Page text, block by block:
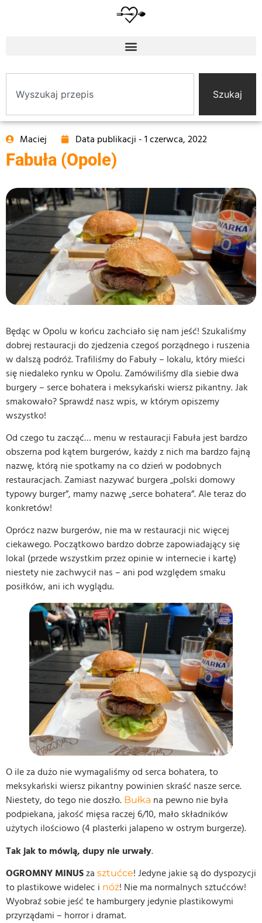
Szukaj
Maciej Data publikacji - 1 czerwca, 2022
Fabuła (Opole)
Będąc w Opolu w końcu zachciało się nam jeść! Szukaliśmy
dobrej restauracji do zjedzenia czegoś porządnego i ruszenia
w dalszą podróż. Trafiliśmy do Fabuły – lokalu, który mieści
się niedaleko rynku w Opolu. Zamówiliśmy dla siebie dwa
burgery – serce bohatera i meksykański wiersz pikantny. Jak
smakowało? Sprawdź nasz wpis, w którym opiszemy
wszystko!
Od czego tu zacząć… menu w restauracji Fabuła jest bardzo
obszerna pod kątem burgerów, każdy z nich ma bardzo fajną
nazwę, którą nie spotkamy na co dzień w podobnych
restauracjach. Zamiast nazywać burgera „polski domowy
typowy burger”, mamy nazwę „serce bohatera”. Ale teraz do
konkretów!
Oprócz nazw burgerów, nie ma w restauracji nic więcej
ciekawego. Początkowo bardzo dobrze zapowiadający się
lokal (przede wszystkim przez opinie w internecie i kartę)
niestety nie zachwycił nas – ani pod względem smaku
posiłków, ani ich wyglądu.
O ile za dużo nie wymagaliśmy od serca bohatera, to
meksykański wiersz pikantny powinien skraść nasze serce.
Niestety, do tego nie doszło. Bułka na pewno nie była
podpiekana, jakość mięsa raczej 6/10, mało składników
użytych ilościowo (4 plasterki jalapeno w ostrym burgerze).
Tak jak to mówią, dupy nie urwały.
OGROMNY MINUSza sztućce! Jedyne jakie są do dyspozycji
to plastikowe widelec i nóż! Nie ma normalnych sztućców!
Wyobraź sobie jeść te hamburgery jedynie plastikowymi
przyrządami – horror i dramat.